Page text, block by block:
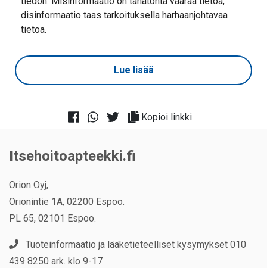
disinformaatio taas tarkoituksella harhaanjohtavaa
tietoa.
Lue lisää
Kopioi linkki
Itsehoitoapteekki.fi
Orion Oyj,
Orionintie 1A, 02200 Espoo.
PL 65, 02101 Espoo.
Tuoteinformaatio ja lääketieteelliset kysymykset 010
439 8250 ark. klo 9-17